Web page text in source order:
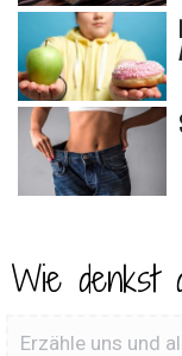
Wie denkst